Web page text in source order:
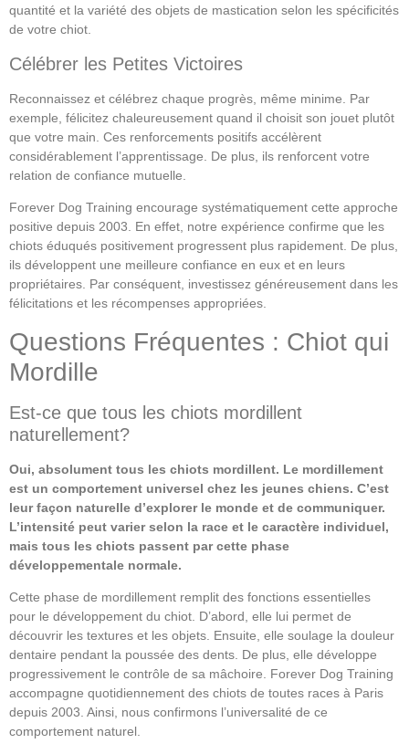
quantité et la variété des objets de mastication selon les spécificités
de votre chiot.
Célébrer les Petites Victoires
Reconnaissez et célébrez chaque progrès, même minime. Par
exemple, félicitez chaleureusement quand il choisit son jouet plutôt
que votre main. Ces renforcements positifs accélèrent
considérablement l’apprentissage. De plus, ils renforcent votre
relation de confiance mutuelle.
Forever Dog Training encourage systématiquement cette approche
positive depuis 2003. En effet, notre expérience confirme que les
chiots éduqués positivement progressent plus rapidement. De plus,
ils développent une meilleure confiance en eux et en leurs
propriétaires. Par conséquent, investissez généreusement dans les
félicitations et les récompenses appropriées.
Questions Fréquentes : Chiot qui
Mordille
Est-ce que tous les chiots mordillent
naturellement?
Oui, absolument tous les chiots mordillent. Le mordillement
est un comportement universel chez les jeunes chiens. C’est
leur façon naturelle d’explorer le monde et de communiquer.
L’intensité peut varier selon la race et le caractère individuel,
mais tous les chiots passent par cette phase
développementale normale.
Cette phase de mordillement remplit des fonctions essentielles
pour le développement du chiot. D’abord, elle lui permet de
découvrir les textures et les objets. Ensuite, elle soulage la douleur
dentaire pendant la poussée des dents. De plus, elle développe
progressivement le contrôle de sa mâchoire. Forever Dog Training
accompagne quotidiennement des chiots de toutes races à Paris
depuis 2003. Ainsi, nous confirmons l’universalité de ce
comportement naturel.